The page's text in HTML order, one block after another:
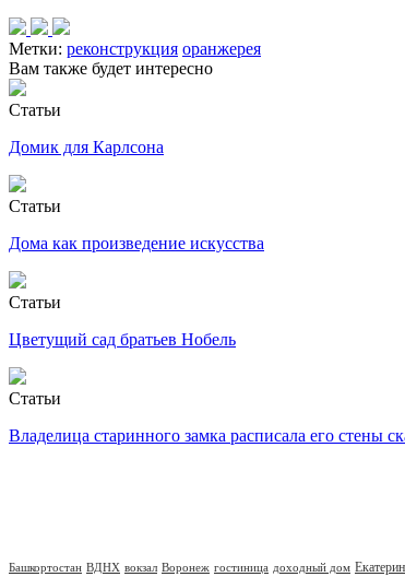
Метки: реконструкция оранжерея
Вам также будет интересно
Статьи
Домик для Карлсона
Статьи
Дома как произведение искусства
Статьи
Цветущий сад братьев Нобель
Статьи
Владелица старинного замка расписала его стены
Башкортостан ВДНХ вокзал Воронеж гостиница доходный дом